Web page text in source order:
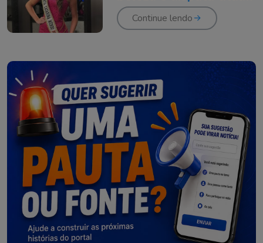
nacional
Continue lendo